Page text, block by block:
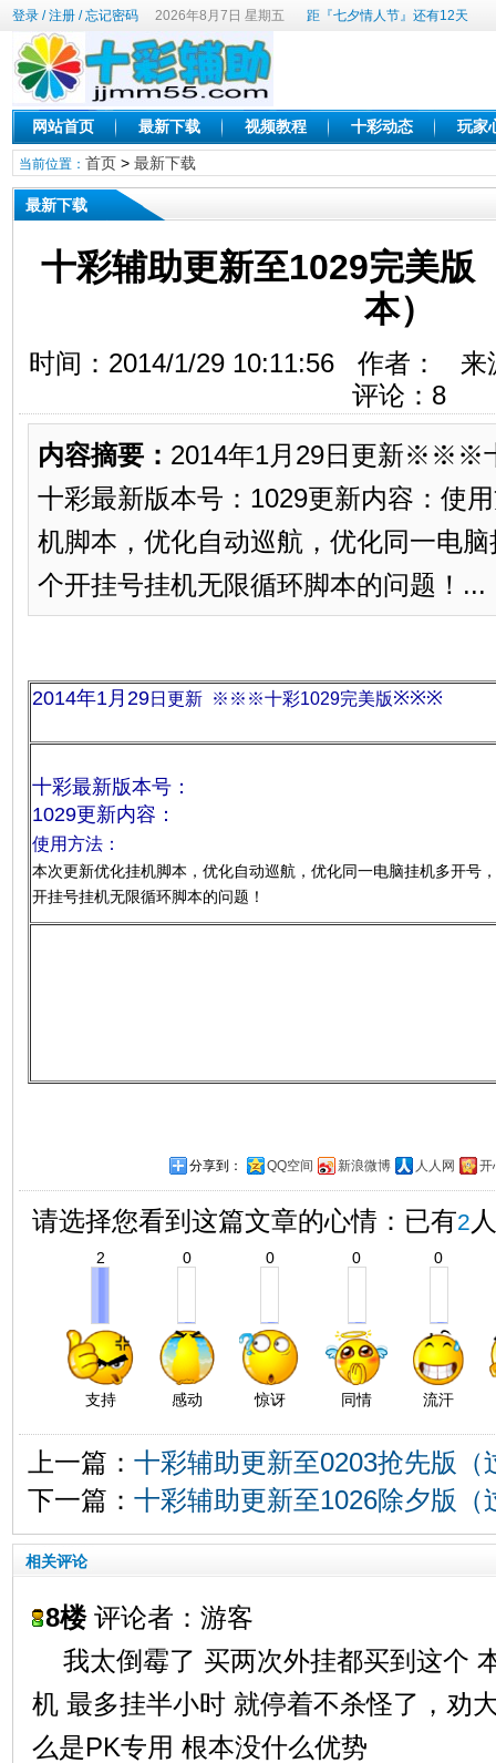
登录/注册/忘记密码 2026年8月7日 星期五 距『七夕情人节』还有12天
网站首页 最新下载 视频教程 十彩动态 玩家
当前位置： 首页> 最新下载
最新下载
十彩辅助更新至1029完美版
本）
时间：2014/1/29 10:11:56 作者：
评论： 8
内容摘要： 2014年1月29日更新
十彩最新版本号：1029更新内容：使
机脚本，优化自动巡航，优化同一电
个开挂号挂机无限循环脚本的问题！...
2014年1月29日更新 ※※※十彩1029完美版※※※
十彩最新版本号：
1029更新内容：
使用方法：
本次更新优化挂机脚本，优化自动巡航，优化同一电脑挂机多开号
开挂号挂机无限循环脚本的问题！
分享到： QQ空间 新浪微博 人人网 开
请选择您看到这篇文章的心情：已有2
2
支持
0
感动
0
惊讶
0
同情
0
流汗
上一篇： 十彩辅助更新至0203抢先版（
下一篇： 十彩辅助更新至1026除夕版（
相关评论
8楼评论者：游客
我太倒霉了 买两次外挂都买到这个
机 最多挂半小时 就停着不杀怪了，劝
么是PK专用 根本没什么优势